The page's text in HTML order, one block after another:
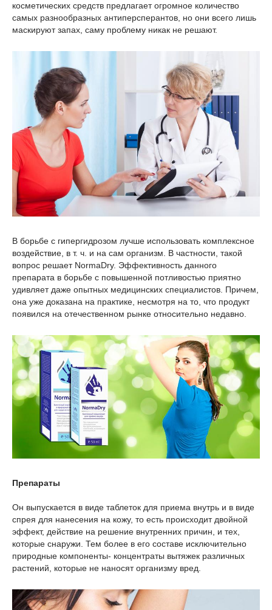
косметических средств предлагает огромное количество
самых разнообразных антиперсперантов, но они всего лишь
маскируют запах, саму проблему никак не решают.
В борьбе с гипергидрозом лучше использовать комплексное
воздействие, в т. ч. и на сам организм. В частности, такой
вопрос решает NormaDry. Эффективность данного
препарата в борьбе с повышенной потливостью приятно
удивляет даже опытных медицинских специалистов. Причем,
она уже доказана на практике, несмотря на то, что продукт
появился на отечественном рынке относительно недавно.
Препараты
Он выпускается в виде таблеток для приема внутрь и в виде
спрея для нанесения на кожу, то есть происходит двойной
эффект, действие на решение внутренних причин, и тех,
которые снаружи. Тем более в его составе исключительно
природные компоненты- концентраты вытяжек различных
растений, которые не наносят организму вред.